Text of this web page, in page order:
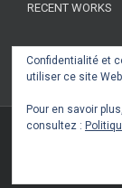
RECENT WORKS
Copyright
Confidentialité et
utiliser ce site
Pour en savoir
consultez :